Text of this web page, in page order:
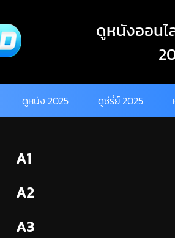
ดูหนังออนไ
ดูหนัง 2025 ดูซีรี่ย์ 2025
A1
A2
A3